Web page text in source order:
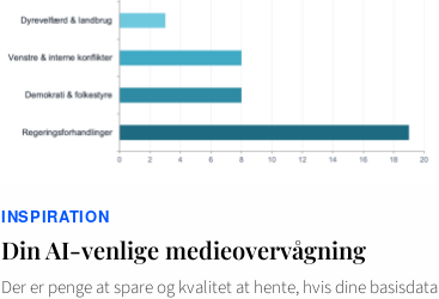
INSPIRATION
Din AI-venlige medieovervågning
Der er penge at spare og kvalitet at hente, hvis dine basisdata